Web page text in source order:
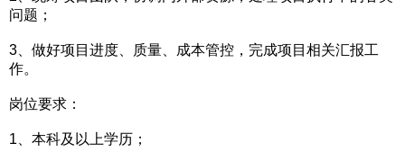
问题；
3、做好项目进度、质量、成本管控，完成项目相关汇报工
作。
岗位要求：
1、本科及以上学历；